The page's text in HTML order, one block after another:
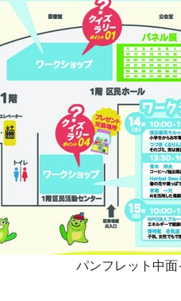
パンフレット中面